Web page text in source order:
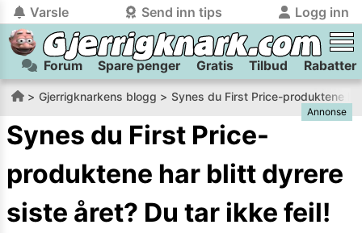
Varsle Send inn tips Logg inn
tilbake
Logg inn på Gjerrigknark.com:
Du kan logge inn / registrere bruker trygtog
på
gjerrigknark.com ved å benytte Vipps-innlogging.
Logg inn med Vipps
tilbake
Send inn tips:
Har du et tips til meg? Jeg premierer de beste tipsene med
flaxlodd!
Kamera
Velg bilde
Forum Spare penger Gratis Tilbud Rabatter
Gjerrigknarkens blogg Synes du First Price-produktene
Annonse
Synes du First Price-
produktene har blitt dyrere
siste året? Du tar ikke feil!